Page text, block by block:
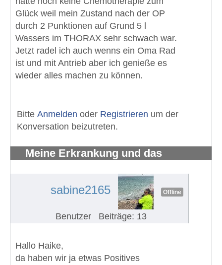
Glück weil mein Zustand nach der OP
durch 2 Punktionen auf Grund 5 l
Wassers im THORAX sehr schwach war.
Jetzt radel ich auch wenns ein Oma Rad
ist und mit Antrieb aber ich genieße es
wieder alles machen zu können.
Bitte Anmelden oder Registrieren um der
Konversation beizutreten.
Meine Erkrankung und das
sabine2165 Offline
Benutzer Beiträge: 13
Hallo Haike,
da haben wir ja etwas Positives